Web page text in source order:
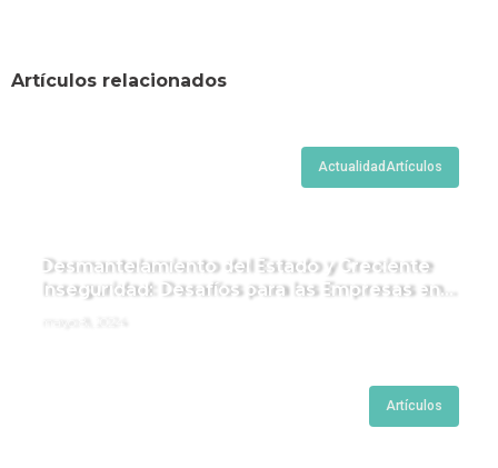
Artículos relacionados
ActualidadArtículos
Desmantelamiento del Estado y Creciente
Inseguridad: Desafíos para las Empresas en
Artículos